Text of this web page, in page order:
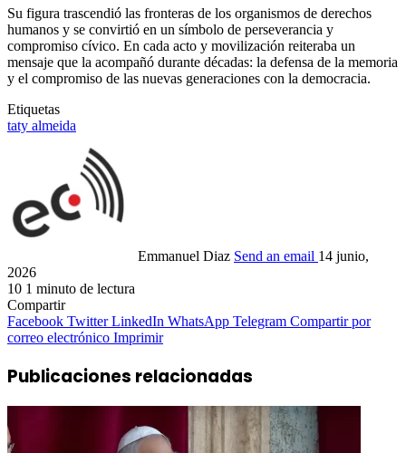
Su figura trascendió las fronteras de los organismos de derechos
humanos y se convirtió en un símbolo de perseverancia y
compromiso cívico. En cada acto y movilización reiteraba un
mensaje que la acompañó durante décadas: la defensa de la memoria
y el compromiso de las nuevas generaciones con la democracia.
Etiquetas
taty almeida
Emmanuel Diaz Send an email 14 junio,
2026
10 1 minuto de lectura
Compartir
Facebook Twitter LinkedIn WhatsApp Telegram Compartir por
correo electrónico Imprimir
Publicaciones relacionadas